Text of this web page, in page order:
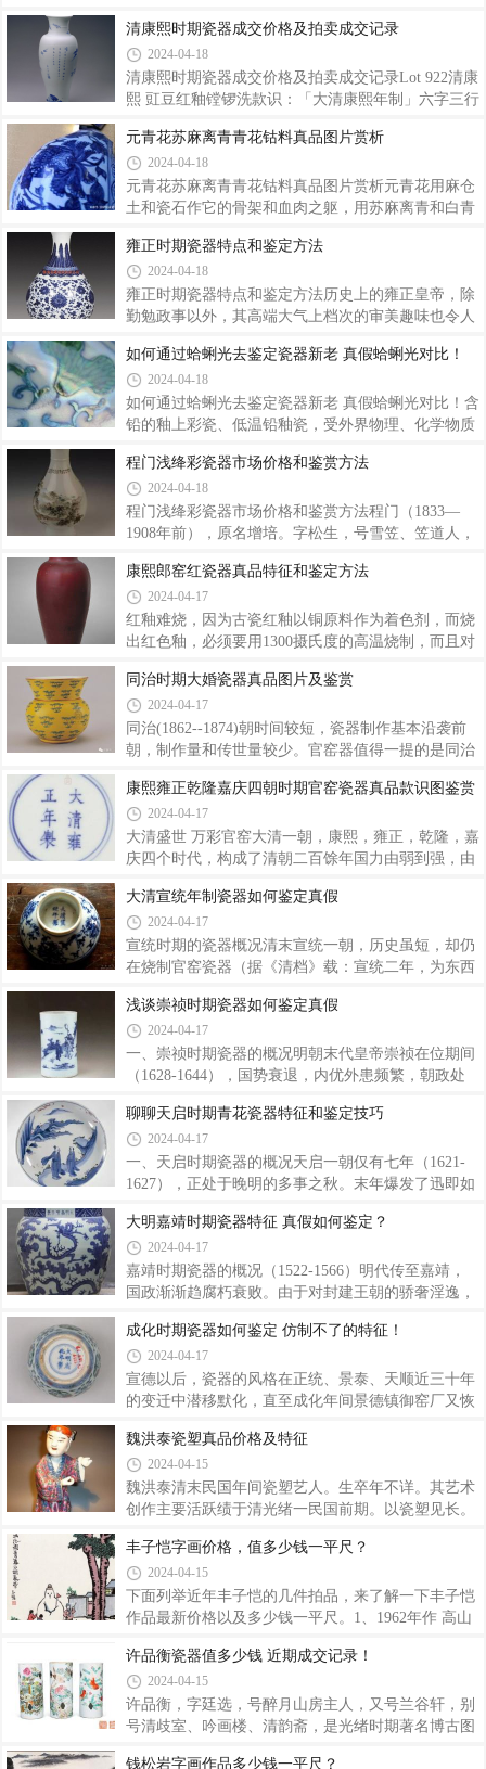
清乾隆仿古”六字三行篆书款尺寸：口径 8.5cm.来
源：德国私人收藏，购于1970年参阅：《清康雍乾名
瓷》，台北故宫博物院，1986年，页171，图1
种类丰富，色彩亮丽，画面多样，造型新奇。除传统
的白地青花外，乾隆朝的青花还是派生出许多新品
种，把原有的传统工艺提高到一个崭新的阶段。清乾
隆一朝六十年，是清代封建社会发展的鼎盛时期，瓷
的程度。此时，景德镇御窑厂规模庞大，在督陶官的
管理下，每年烧造各种瓷器都在数十万以上，烧出的
瓷器无论是工艺技巧还是装饰艺术都已达到了炉
清康熙时期瓷器成交价格及拍卖成交记录
2024-04-18
清康熙时期瓷器成交价格及拍卖成交记录Lot 922清康
熙 豇⾖红釉镗锣洗款识：「⼤清康熙年制」六字三⾏
为康熙朝新创的⽂房名品，传世品⻅有豇⾖红釉、天
蓝釉品种，其中以豇⾖红釉最为著名。拍品敛口，扁
圆腹，器形规整，外壁满施豇⾖红釉，釉⾯莹润，耐
⼈寻味。豇⾖红为康熙红釉中最名贵的品种，因釉⾊
不同的釉⾯变化，按⾊泽深浅及斑块&#
元青花苏麻离青青花钴料真品图片赏析
2024-04-18
元青花苏麻离青青花钴料真品图片赏析元青花用麻仓
土和瓷石作它的骨架和血肉之躯，用苏麻离青和白青
所以它在全世界拍卖史上屡屡创高价位记录，已经树
立起它的霸主地位。人们对元青花的青睐有增无减，
对元青花的研究也方兴未艾。同时，因为利益所驱
动，元青花的仿品也多起来了。任他怎么高仿，器型
上了，但拿高仿高手黄云鹏先生自己的话说只能模仿
百分之八十就不错了。《鬼谷子下山》元青花一拍
卖，黄云鹏先生很快把仿品做出来了，但把真的和
雍正时期瓷器特点和鉴定方法
2024-04-18
雍正时期瓷器特点和鉴定方法历史上的雍正皇帝，除
勤勉政事以外，其高端大气上档次的审美趣味也令人
朝，雍正的品味也是能脱颖而出的。尤其是雍正时期
的瓷器，简直堪称屹立于审美巅峰的奇迹。雍正时期
作为清朝盛世之一，其瓷器生产达到了历史最高水
平。这一时期的瓷器一改康熙时浑厚古拙之风，以造
俊秀，典雅精致，构思别致，线条柔和圆润，胎体选
料极精，壁薄体轻。雍正青花穿花游龙图大盘雍正青
花福禄寿扁瓶清末民初陶瓷专论力作《陶雅》一书
如何通过蛤蜊光去鉴定瓷器新老 真假蛤蜊光对比！
2024-04-18
如何通过蛤蜊光去鉴定瓷器新老 真假蛤蜊光对比！含
铅的釉上彩瓷、低温铅釉瓷，受外界物理、化学物质
膜状物。日复一日，随着“瓷龄”增加，这种膜状物也
会慢慢地增加、增厚，达到一定厚度时，就会产生类
似蛤蜊壳里面那种闪烁的“光”，故人们称它为“蛤蜊
光”。再增厚到一定程度，还会出现“银色釉”，但“银
上彩瓷器中得出：大致要150年的“瓷龄”，才会出
现“蛤蜊光”现象。“蛤蜊光”对“瓷彩”不同等，快慢亦
有异，如蓝彩出现“蛤蜊光”
程门浅绛彩瓷器市场价格和鉴赏方法
2024-04-18
程门浅绛彩瓷器市场价格和鉴赏方法程门（1833—
1908年前），原名增培。字松生，号雪笠、笠道人，
者。《黟县四志·人物志》中记：“程门……幼聪慧，
工书善画，作行书随意为之，有不衫不履游行自如之
致。画尤精妙绝伦，凡山水、人物、花卉以至鸟、
鱼、虫、兽兼擅其长。其得力于唐宋元明及国初诸大
赏鉴家得其片纸零嫌什袭藏之。”又张鸣坷《寒松阁
谈艺琐录》中记：“程雪笠（名）门，工山水花卉，
尝客景德镇画瓷器，有得一杯一碗者皆球壁视之，
康熙郎窑红瓷器真品特征和鉴定方法
2024-04-17
红釉难烧，因为古瓷红釉以铜原料作为着色剂，而烧
出红色釉，必须要用1300摄氏度的高温烧制，而且对
间，景德镇窑才正真烧成通体鲜红的高温铜红釉瓷
器。但是到了明代中期，红釉的烧造技术就失传了。
历经了400余年，到了清代康熙晚期，郞窑才又成功
的烧制出高温铜红釉瓷器。也就我们现在先看到的郞
透亮，有玻璃质感，开纹片并有牛毛纹，釉色深浅不
一。色深者红艳，有“明如镜、润如玉、赤如血”的特
征，其釉色莹澈浓艳，仿佛初凝的牛血一般，光彩
同治时期大婚瓷器真品图片及鉴赏
2024-04-17
同治(1862--1874)朝时间较短，瓷器制作基本沿袭前
朝，制作量和传世量较少。官窑器值得一提的是同治
寓意多为龙凤呈祥、吉祥如意、多子多福、鸿喜齐天
等，但存世极少;其二为慈禧用瓷，器物一般款识为口
沿下有“大雅斋”楷书款及“天地一家春”印章式篆书
宽、外底有“永庆长春”红彩楷书款。7月16日，2021
起现场藏友的关注和追捧，即使器身有瑕，也没有阻
碍买家们的出价热情。| 清同治 黄釉粉彩百蝶纹盘 ||
清同治 黄地粉彩百蝶喜字纹盘 ||
康熙雍正乾隆嘉庆四朝时期官窑瓷器真品款识图鉴赏
2024-04-17
大清盛世 万彩官窑大清一朝，康熙，雍正，乾隆，嘉
庆四个时代，构成了清朝二百馀年国力由弱到强，由
经济繁荣，文化艺术也同样兴盛发展。清朝的瓷器，
在继承前朝的艺术成果的同时，发展出了远超前代的
瓷器精品，在中国陶瓷艺术的发展过程中，佔有不可
替代的地位。制作精巧 天物万备在经历了明清战事的
康熙朝的后半期，制瓷工艺达到了前所未有的高水
平。清人陈浏曾赞誉说：世界之瓷，以吾华为最；吾
华之瓷，以康熙为最。这“最”字，在产量，
大清宣统年制瓷器如何鉴定真假
2024-04-17
宣统时期的瓷器概况清末宣统一朝，历史虽短，却仍
在烧制官窑瓷器（据《清档》载：宣统二年，为东西
素瓷），可惜品种有限，数量较少，故传世品不多，
甚为珍稀。此时，官窑器的造型及品种，仍沿袭光绪
旧制，但质地细白玲珑的胎体却更接近于近现代额玲
珑瓷器。就常见的宣统各类官窑器来说，其制作可谓
腻。青花器的色泽甚为鲜艳，其调明快青亮；五彩和
珐琅彩的制作也具一定水准；青花加胭脂紫料彩及粉
彩的传统器仍很规范；其他各色釉，如珊瑚红、
浅谈崇祯时期瓷器如何鉴定真假
2024-04-17
一、崇祯时期瓷器的概况明朝末代皇帝崇祯在位期间
（1628-1644），国势衰退，内优外患频繁，朝政处
的波澜壮阔的农民起义中覆灭。此时，景德镇官窑一
度停废，而民窑则随意烧制，瓷器生产工艺明显低
下。崇祯一朝，由于处于明、清两代交替之际，故此
时的瓷器除具有明代风格外，也孕育、萌发着清代瓷
究竟哪些是崇祯时期的？哪些是清代顺治、康熙甚至
是雍正时期的？日前国内外陶瓷界上尚有不同的看法
与争论，有待于我们用发展的眼光，对之进行排
聊聊天启时期青花瓷器特征和鉴定技巧
2024-04-17
一、天启时期瓷器的概况天启一朝仅有七年（1621-
1627），正处于晚明的多事之秋。末年爆发了迅即如
政权，终于走上崩溃的穷途末路。此时，景德镇的御
窑厂更是萧条冷落，逐渐停产歇业。所烧制的宫窑器
物与昔日相比，其品类与产量已经缩减至历史上最低
水平，以致当时的传世品现今几属[罕见。而民窑烧
粗制滥造之风却有增无减。天启仿成化款青花兔纹花
口盘编辑过去多认为,此时的瓷器皆与万历晚期的粗品
风格一样,因而并不细究,但这种看法似失之偏颇
大明嘉靖时期瓷器特征 真假如何鉴定？
2024-04-17
嘉靖时期瓷器的概况（1522-1566）明代传至嘉靖，
国政渐渐趋腐朽衰败。由于对封建王朝的骄奢淫逸，
虚，民力耗竭；同时史贪官横，激起人民的不满和反
抗，此起彼伏的农民起义，动摇了封建王朝的根基。
明代统治至此每况愈下。此时的景德镇瓷器，风格与
前朝相比大不相同，大型器物如大龙缸、大罐、葫芦
注重修胎，甚至琢器腹部的胎体衔接痕比明初还要明
显。但官窑的小件器物仍很精细，只是与成化、弘
治、正德时的色调和风格不同而已。嘉靖时，瓷器制
成化时期瓷器如何鉴定 仿制不了的特征！
2024-04-17
宣德以后，瓷器的风格在正统、景泰、天顺近三十年
的变迁中潜移默化，直至成化年间景德镇御窑厂又恢
貌。此时的瓷器造型玲珑秀奇，胎体细润晶莹，彩料
精选纯正，色调柔和宁静，绘画淡雅幽婉，以其轻盈
秀雅的风格独步一时。故谓：“明看成化，清看雍
正。”诚如孙瀛洲先生所称赞的那样：“成化瓷器，胎
造型轻灵秀美，表里精致如一。”从成化时的传世品
可以看出当时极为注重制作质量，不合格者均毁之，
因而各品种器物都少见夹扁、缩釉等窑艺弊病。
魏洪泰瓷塑真品价格及特征
2024-04-15
魏洪泰清末民国年间瓷塑艺人。生卒年不详。其艺术
创作主要活跃绩于清光绪一民国前期。以瓷塑见长。
紫云岩圆通庵，现收藏于景德镇陶瓷馆的一组十八罗
汉圆雕作品，均高五十厘米左右，胎质细腻、致密，
用青花料色点睛、描眉、添须，妆点服饰，用紫金釉
饰山石底座，施透明釉。每尊雕塑一侧均有阳文楷
各具特色，和谐统一，应是其代表作品。民国魏洪泰
制铁拐李坐像，尺寸：15.7cm.High。款识：款
识：“福建会馆”、“魏洪泰塑”楷书方章款。说明
丰子恺字画价格，值多少钱一平尺？
2024-04-15
下面列举近年丰子恺的几件拍品，来了解一下丰子恺
作品最新价格以及多少钱一平尺。1、1962年作 高山
07是幅丰子恺作品4.7尺，每平方尺拍卖价格80万。
2、上海风情 册页 368.00万尺寸：26×19cm×24拍卖时
间：2018-06-26是幅丰子恺作品10尺，每平方尺拍卖
价格36万。3、仰之弥高 333.50万尺寸：92×53.2cm拍
许品衡瓷器值多少钱 近期成交记录！
2024-04-15
许品衡，字廷选，号醉月山房主人，又号兰谷轩，别
号清歧室、吟画楼、清韵斋，是光绪时期著名博古图
钱松岩字画作品多少钱一平尺？